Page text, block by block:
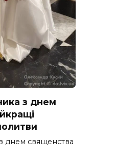
з днем
днем священства